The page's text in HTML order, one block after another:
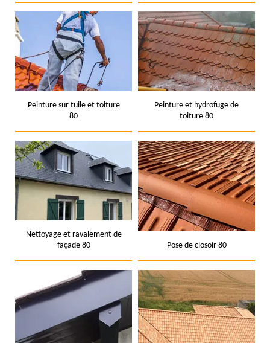
Peinture sur tuile et toiture
80
Peinture et hydrofuge de
toiture 80
Nettoyage et ravalement de
façade 80
Pose de closoir 80